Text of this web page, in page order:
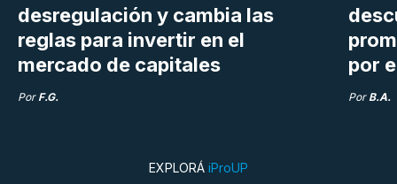
desregulación y cambia las
reglas para invertir en el
mercado de capitales
Por F.G.
por
Por B.A.
EXPLORÁ iProUP